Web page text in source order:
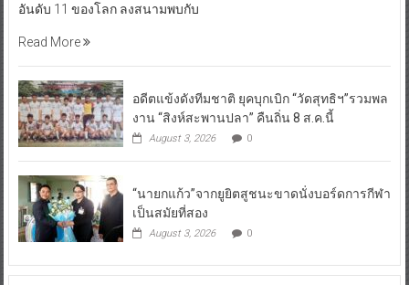
อันดับ 11 ของโลก ลงสนามพบกับ
Read More
อดีตแข้งดังทีมชาติ ยุคบุกเบิก “วัดสุทธิฯ”รวมพล
งาน “สิงห์สะพานปลา” คืนถิ่น 8 ส.ค.นี้
August 3, 2026 0
“นายกแก้ว”จากยูยิตสูชนะขาดนั่งบอร์ดการกีฬา
เป็นสมัยที่สอง
August 3, 2026 0